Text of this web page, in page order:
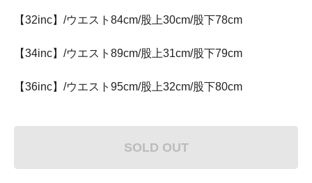
【32inc】/ウエスト84cm/股上30cm/股下78cm
【34inc】/ウエスト89cm/股上31cm/股下79cm
【36inc】/ウエスト95cm/股上32cm/股下80cm
SOLD OUT